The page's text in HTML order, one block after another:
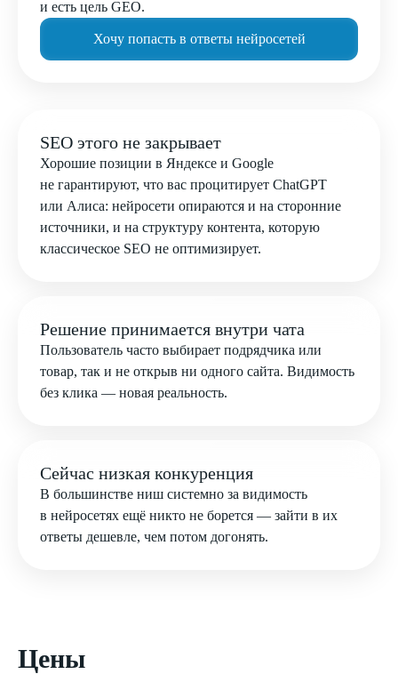
и есть цель GEO.
Хочу попасть в ответы нейросетей
SEO этого не закрывает
Хорошие позиции в Яндексе и Google
не гарантируют, что вас процитирует ChatGPT
или Алиса: нейросети опираются и на сторонние
источники, и на структуру контента, которую
классическое SEO не оптимизирует.
Решение принимается внутри чата
Пользователь часто выбирает подрядчика или
товар, так и не открыв ни одного сайта. Видимость
без клика — новая реальность.
Сейчас низкая конкуренция
В большинстве ниш системно за видимость
в нейросетях ещё никто не борется — зайти в их
ответы дешевле, чем потом догонять.
Цены